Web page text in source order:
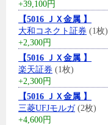
+39,100円
【5016 ＪＸ金属 】
大和コネクト証券 (1枚)
+2,300円
【5016 ＪＸ金属 】
楽天証券 (1枚)
+2,300円
【5016 ＪＸ金属 】
三菱UFJモルガ(2枚)
+4,600円